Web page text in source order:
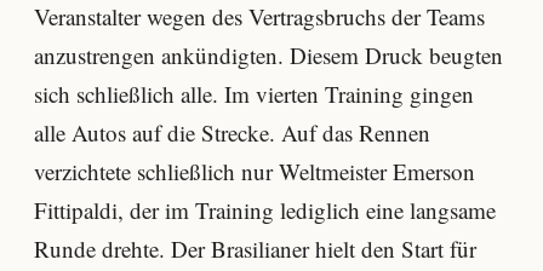
Veranstalter wegen des Vertragsbruchs der Teams
anzustrengen ankündigten. Diesem Druck beugten
sich schließlich alle. Im vierten Training gingen
alle Autos auf die Strecke. Auf das Rennen
verzichtete schließlich nur Weltmeister Emerson
Fittipaldi, der im Training lediglich eine langsame
Runde drehte. Der Brasilianer hielt den Start für